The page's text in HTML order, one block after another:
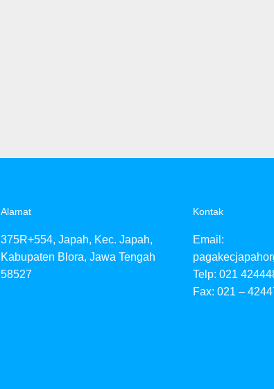
Alamat
375R+554, Japah, Kec. Japah,
Kabupaten Blora, Jawa Tengah
58527
Kontak
Email:
Telp: 021
Fax: 021 –